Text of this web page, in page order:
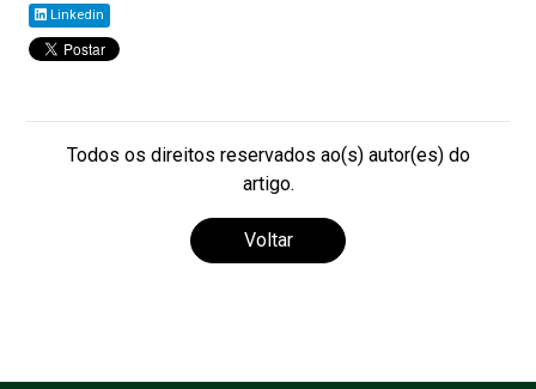
Linkedin
Todos os direitos reservados ao(s) autor(es) do
artigo.
Voltar